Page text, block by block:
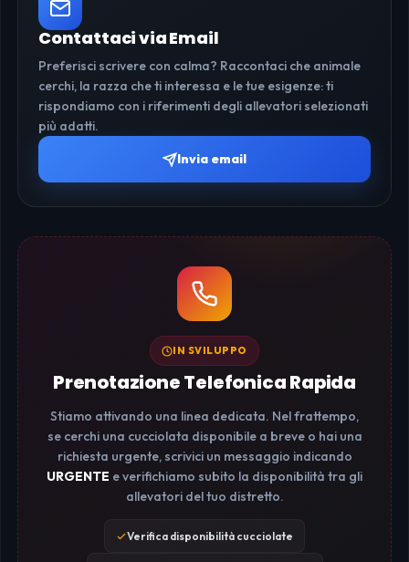
Contattaci via Email
Preferisci scrivere con calma? Raccontaci che animale
cerchi, la razza che ti interessa e le tue esigenze: ti
rispondiamo con i riferimenti degli allevatori selezionati
più adatti.
Invia email
IN SVILUPPO
Prenotazione Telefonica Rapida
Stiamo attivando una linea dedicata. Nel frattempo,
se cerchi una cucciolata disponibile a breve o hai una
richiesta urgente, scrivici un messaggio indicando
URGENTE e verifichiamo subito la disponibilità tra gli
allevatori del tuo distretto.
Verifica disponibilità cucciolate